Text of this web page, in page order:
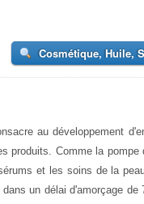
Cosmétique, Huile,
au développement
produits. Comme la
et les soins de la
un délai d'amorçage